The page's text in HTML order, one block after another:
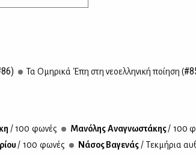
Τα Ομη­ρι­κά Έπη στη νε­ο­ελ­λη­νι­κή ποί­η­ση (
/ 100 φω­νές Μα­νό­λης Ανα­γνω­στά­κης/ 100
/ 100 φω­νές Νά­σος Βα­γε­νάς / Τεκ­μή­ρια